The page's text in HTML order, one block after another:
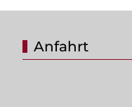
Anfahrt